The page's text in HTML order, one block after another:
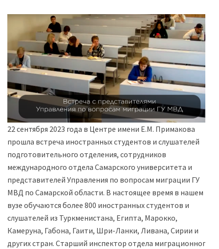
22 сентября 2023 года в Центре имени Е.М. Примакова
прошла встреча иностранных студентов и слушателей
подготовительного отделения, сотрудников
международного отдела Самарского университета и
представителей Управления по вопросам миграции ГУ
МВД по Самарской области. В настоящее время в нашем
вузе обучаются более 800 иностранных студентов и
слушателей из Туркменистана, Египта, Марокко,
Камеруна, Габона, Гаити, Шри-Ланки, Ливана, Сирии и
других стран. Старший инспектор отдела миграционного